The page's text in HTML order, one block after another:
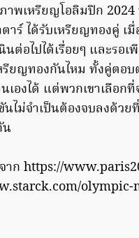
าพเหรียญโอลิมปิก
าร์ ได้รับเหรียญทองคู่
นต่อไปได้เรื่อยๆ และร
ยญทองกันไหม ทั้งคู่ตอบ
เองได้ แต่พวกเขาเลือก
นไม่จำเป็นต้องจบลงด้ว
น
าก https://
olympic-